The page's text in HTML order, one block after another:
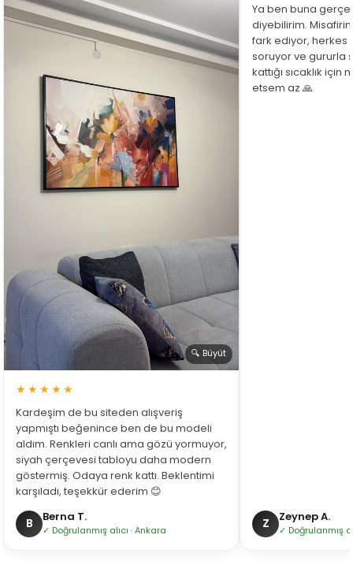
🔍 Büyüt
★★★★★
Kardeşim de bu siteden alışveriş
yapmıştı beğenince ben de bu modeli
aldım. Renkleri canlı ama gözü yormuyor,
siyah çerçevesi tabloyu daha modern
göstermiş. Odaya renk kattı. Beklentimi
karşıladı, teşekkür ederim 😊
B Berna T.
✓ Doğrulanmış alıcı · Ankara
Ya ben buna
diyebilirim.
fark ediyor, herkes
soruyor ve gururla
kattığı sıcaklık
etsem az 🙏
Z Zeynep A.
✓ Doğrulanmış